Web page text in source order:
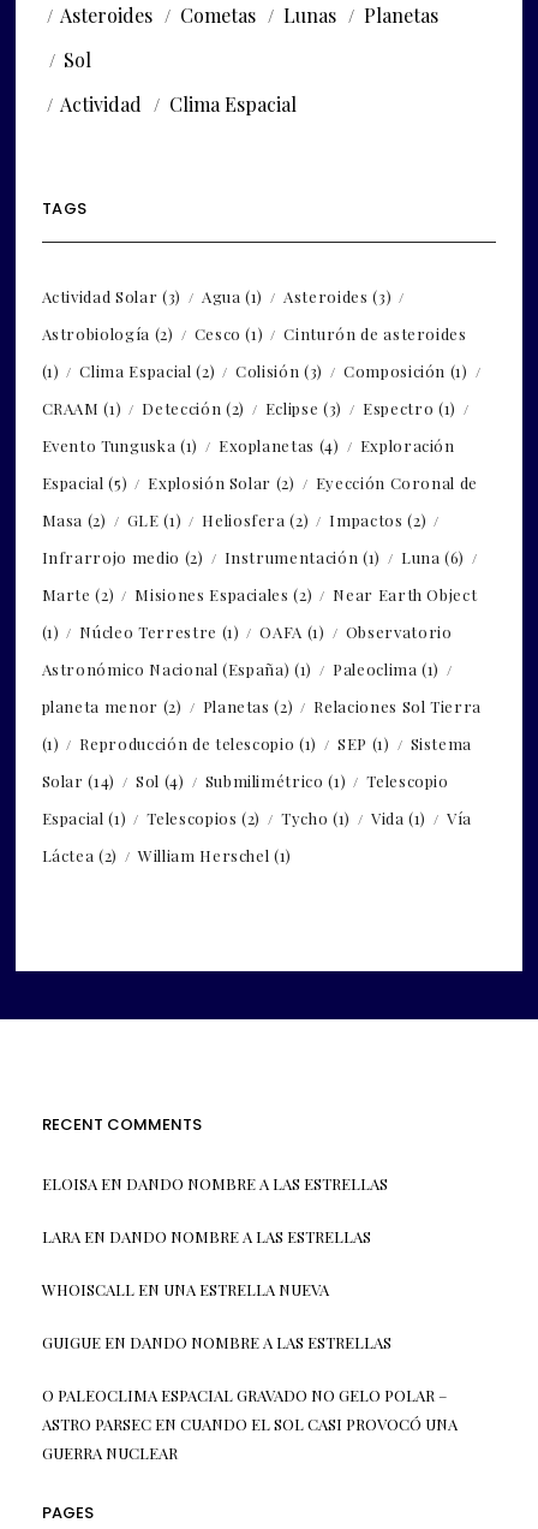
Asteroides
Cometas Lunas
Planetas
Sol
Actividad
Clima Espacial
TAGS
Actividad Solar (3) Agua (1) Asteroides (3)
Astrobiología (2) Cesco (1)
Cinturón de asteroides
(1)
Clima Espacial (2) Colisión (3) Composición (1)
CRAAM (1) Detección (2) Eclipse (3) Espectro (1)
Evento Tunguska (1) Exoplanetas (4)
Exploración
Espacial (5) Explosión Solar (2)
Eyección Coronal de
Masa (2) GLE (1) Heliosfera (2) Impactos (2)
Infrarrojo medio (2) Instrumentación (1) Luna (6)
Marte (2) Misiones Espaciales (2)
Near Earth Object
(1)
Núcleo Terrestre (1) OAFA (1)
Observatorio
Astronómico Nacional (España) (1) Paleoclima (1)
planeta menor (2) Planetas (2)
Relaciones Sol Tierra
(1)
Reproducción de telescopio (1) SEP (1)
Sistema
Solar (14) Sol (4) Submilimétrico (1)
Telescopio
Espacial (1) Telescopios (2) Tycho (1) Vida (1)
Vía
Láctea (2) William Herschel (1)
RECENT COMMENTS
ELOISAEN DANDO NOMBRE A LAS ESTRELLAS
LARAEN DANDO NOMBRE A LAS ESTRELLAS
WHOISCALLEN UNA ESTRELLA NUEVA
GUIGUEEN DANDO NOMBRE A LAS ESTRELLAS
O PALEOCLIMA ESPACIAL GRAVADO NO GELO POLAR –
ASTRO PARSECEN CUANDO EL SOL CASI PROVOCÓ UNA
GUERRA NUCLEAR
PAGES